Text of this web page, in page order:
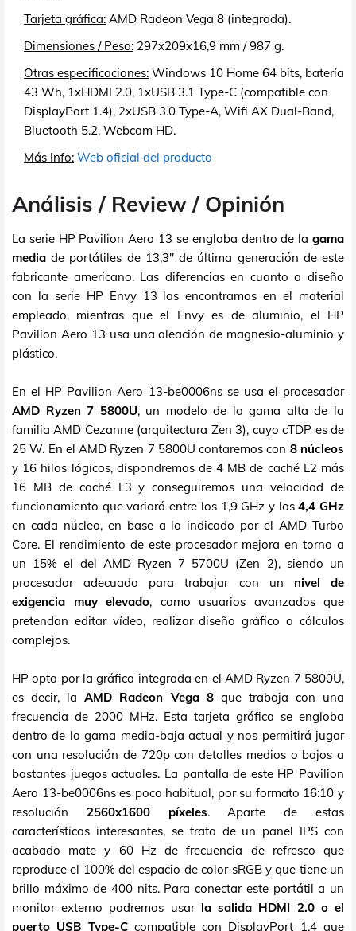
Tarjeta gráfica: AMD Radeon Vega 8 (integrada).
Dimensiones / Peso: 297x209x16,9 mm / 987 g.
Otras especificaciones: Windows 10 Home 64 bits, batería
43 Wh, 1xHDMI 2.0, 1xUSB 3.1 Type-C (compatible con
DisplayPort 1.4), 2xUSB 3.0 Type-A, Wifi AX Dual-Band,
Bluetooth 5.2, Webcam HD.
Más Info: Web oficial del producto
Análisis / Review / Opinión
La serie HP Pavilion Aero 13 se engloba dentro de la gama
media de portátiles de 13,3" de última generación de este
fabricante americano. Las diferencias en cuanto a diseño
con la serie HP Envy 13 las encontramos en el material
empleado, mientras que el Envy es de aluminio, el HP
Pavilion Aero 13 usa una aleación de magnesio-aluminio y
plástico.
En el HP Pavilion Aero 13-be0006ns se usa el procesador
AMD Ryzen 7 5800U, un modelo de la gama alta de la
familia AMD Cezanne (arquitectura Zen 3), cuyo cTDP es de
25 W. En el AMD Ryzen 7 5800U contaremos con 8 núcleos
y 16 hilos lógicos, dispondremos de 4 MB de caché L2 más
16 MB de caché L3 y conseguiremos una velocidad de
funcionamiento que variará entre los 1,9 GHz y los4,4 GHz
en cada núcleo, en base a lo indicado por el AMD Turbo
Core. El rendimiento de este procesador mejora en torno a
un 15% el del AMD Ryzen 7 5700U (Zen 2), siendo un
procesador adecuado para trabajar con un nivel de
exigencia muy elevado, como usuarios avanzados que
pretendan editar vídeo, realizar diseño gráfico o cálculos
complejos.
HP opta por la gráfica integrada en el AMD Ryzen 7 5800U,
es decir, laAMD Radeon Vega 8que trabaja con una
frecuencia de 2000 MHz. Esta tarjeta gráfica se engloba
dentro de la gama media-baja actual y nos permitirá jugar
con una resolución de 720p con detalles medios o bajos a
bastantes juegos actuales. La pantalla de este HP Pavilion
Aero 13-be0006ns es poco habitual, por su formato 16:10 y
resolución 2560x1600 píxeles. Aparte de estas
características interesantes, se trata de un panel IPS con
acabado mate y 60 Hz de frecuencia de refresco que
reproduce el 100% del espacio de color sRGB y que tiene un
brillo máximo de 400 nits. Para conectar este portátil a un
monitor externo podremos usar la salida HDMI 2.0 o el
puerto USB Type-Ccompatible con DisplayPort 1.4 que